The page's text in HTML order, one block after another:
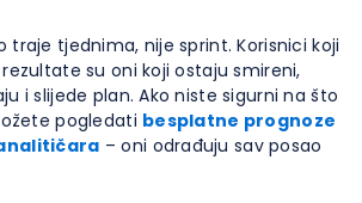
traje tjednima, nije sprint. Korisnici koji
su oni koji ostaju smireni,
i slijede plan. Ako niste sigurni na što
pogledati besplatne prognoze
– oni odrađuju sav posao